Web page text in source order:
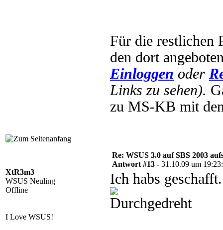
Für die restlichen
den dort
Einloggen oder
Links zu sehen).
zu MS-KB mit
XtR3m3
WSUS Neuling
Offline
I Love WSUS!
Re: WSUS 3.0 auf SBS 2003
Antwort #13 - 31.10.09 um
Ich habs